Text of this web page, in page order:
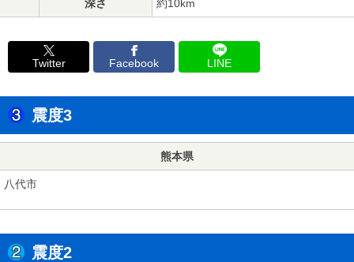
深さ 約10km
Twitter Facebook LINE
震度3
熊本県
八代市
震度2